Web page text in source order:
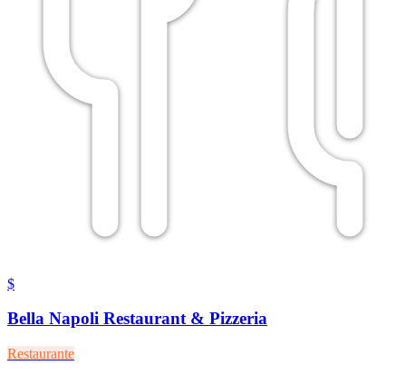
$
Bella Napoli Restaurant & Pizzeria
Restaurante